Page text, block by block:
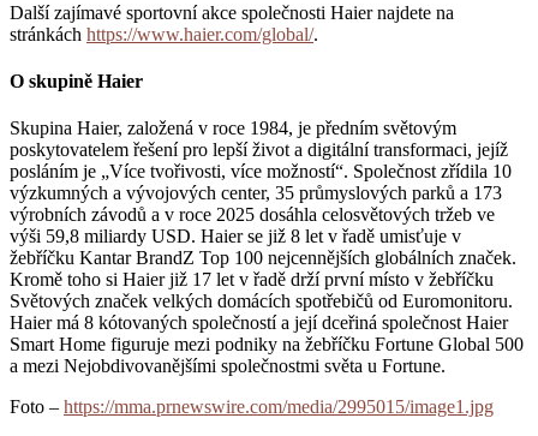
Další zajímavé sportovní akce společnosti Haier najdete na
stránkách https://www.haier.com/global/.
O skupině Haier
Skupina Haier, založená v roce 1984, je předním světovým
poskytovatelem řešení pro lepší život a digitální transformaci, jejíž
posláním je „Více tvořivosti, více možností“. Společnost zřídila 10
výzkumných a vývojových center, 35 průmyslových parků a 173
výrobních závodů a v roce 2025 dosáhla celosvětových tržeb ve
výši 59,8 miliardy USD. Haier se již 8 let v řadě umisťuje v
žebříčku Kantar BrandZ Top 100 nejcennějších globálních značek.
Kromě toho si Haier již 17 let v řadě drží první místo v žebříčku
Světových značek velkých domácích spotřebičů od Euromonitoru.
Haier má 8 kótovaných společností a její dceřiná společnost Haier
Smart Home figuruje mezi podniky na žebříčku Fortune Global 500
a mezi Nejobdivovanějšími společnostmi světa u Fortune.
Foto – https://mma.prnewswire.com/media/2995015/image1.jpg